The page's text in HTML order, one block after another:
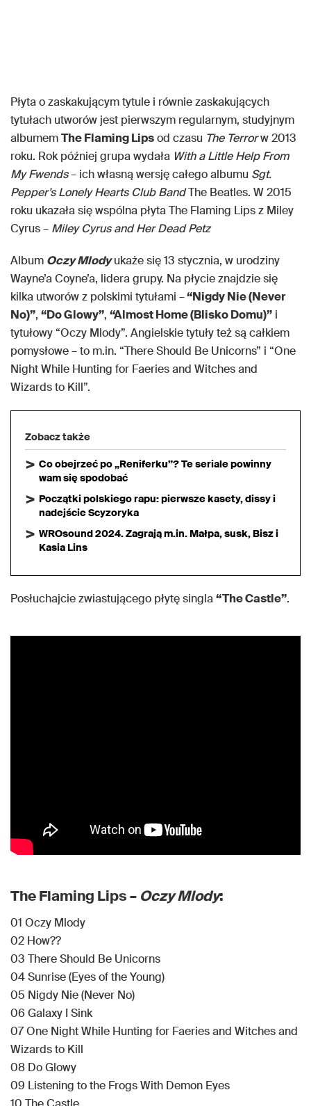
Płyta o zaskakującym tytule i równie zaskakujących
tytułach utworów jest pierwszym regularnym, studyjnym
albumemThe Flaming Lipsod czasu The Terrorw 2013
roku. Rok później grupa wydała With a Little Help From
My Fwends– ich własną wersję całego albumu Sgt.
Pepper’s Lonely Hearts Club BandThe Beatles. W 2015
roku ukazała się wspólna płyta The Flaming Lips z Miley
Cyrus – Miley Cyrus and Her Dead Petz
Album Oczy Mlodyukaże się 13 stycznia, w urodziny
Wayne’a Coyne’a, lidera grupy. Na płycie znajdzie się
kilka utworów z polskimi tytułami –“Nigdy Nie (Never
No)”, “Do Glowy”, “Almost Home (Blisko Domu)” i
tytułowy “Oczy Mlody”. Angielskie tytuły też są całkiem
pomysłowe – to m.in. “There Should Be Unicorns” i “One
Night While Hunting for Faeries and Witches and
Wizards to Kill”.
Zobacz także
Co obejrzeć po „Reniferku”? Te seriale powinny
wam się spodobać
Początki polskiego rapu: pierwsze kasety, dissy i
nadejście Scyzoryka
WROsound 2024. Zagrają m.in. Małpa, susk, Bisz i
Kasia Lins
Posłuchajcie zwiastującego płytę singla“The Castle”.
The Flaming Lips – Oczy Mlody:
01 Oczy Mlody
02 How??
03 There Should Be Unicorns
04 Sunrise (Eyes of the Young)
05 Nigdy Nie (Never No)
06 Galaxy I Sink
07 One Night While Hunting for Faeries and Witches and
Wizards to Kill
08 Do Glowy
09 Listening to the Frogs With Demon Eyes